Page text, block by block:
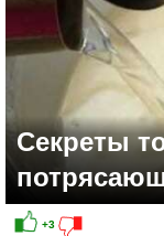
Секреты